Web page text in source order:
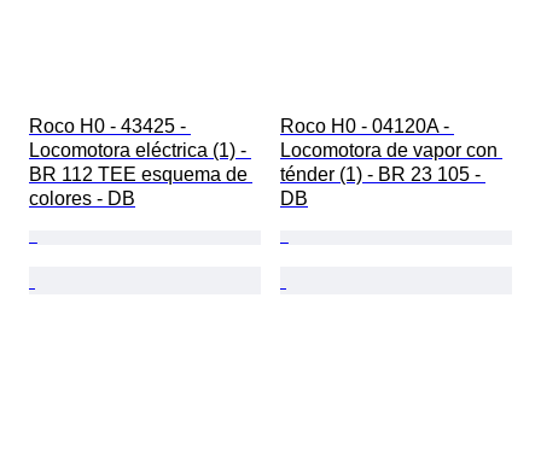
Roco H0 - 43425 -
Locomotora eléctrica (1) -
BR 112 TEE esquema de
colores - DB
Roco H0 - 04120A -
Locomotora de vapor con
ténder (1) - BR 23 105 -
DB